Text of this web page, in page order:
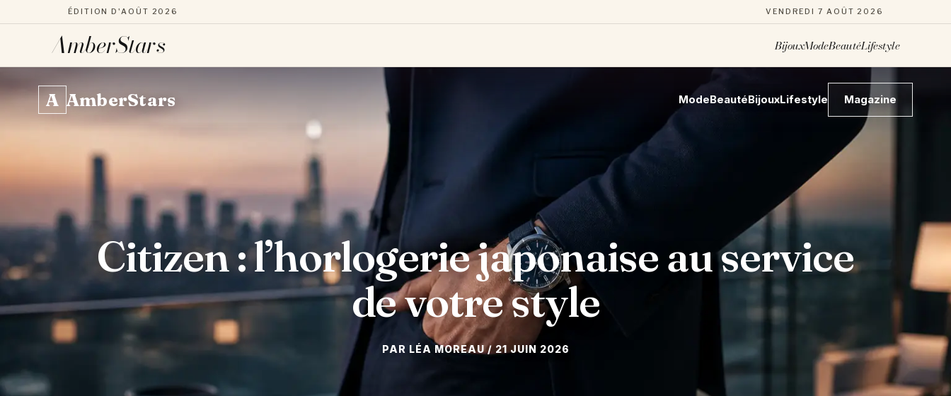
ÉDITION D'AOÛT 2026 VENDREDI 7 AOÛT 2026
AmberStars BijouxModeBeautéLifestyle
au
contenu
A AmberStars ModeBeautéBijouxLifestyle Magazine
Citizen : l’horlogerie japonaise au service
de votre style
21 JUIN 2026